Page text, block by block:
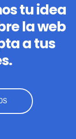
tu idea
la web
a tus